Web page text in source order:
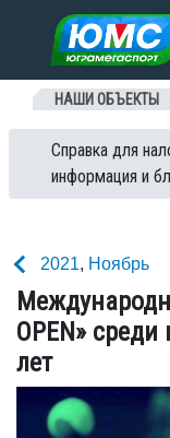
Перейти к
НАШИ ОБЪЕКТЫ
Справка для
информация и
2021, Ноябрь
OPEN»
лет